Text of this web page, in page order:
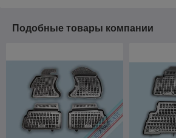
Подобные товары компании